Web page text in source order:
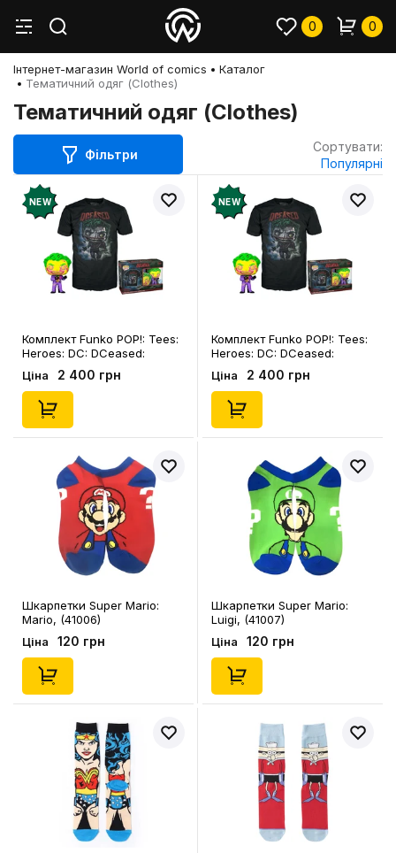
0 0
Інтернет-магазин World of comics
Каталог
Тематичний одяг (Clothes)
Тематичний одяг (Clothes)
Фільтри
Сортувати:
Популярні
NEW
Комплект Funko POP!: Tees:
Heroes: DC: DCeased:
Batman: The Jocker (Special
Edition) (M), (45475)
Ціна 2 400 грн
NEW
Комплект Funko POP!: Tees:
Heroes: DC: DCeased:
Batman: The Jocker (Special
Edition) (L), (45482)
Ціна 2 400 грн
Шкарпетки Super Mario:
Mario, (41006)
Ціна 120 грн
Шкарпетки Super Mario:
Luigi, (41007)
Ціна 120 грн